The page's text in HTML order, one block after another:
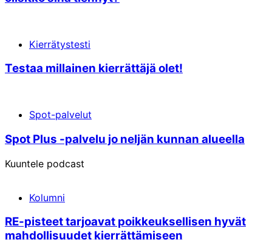
Kierrätystesti
Testaa millainen kierrättäjä olet!
Spot-palvelut
Spot Plus -palvelu jo neljän kunnan alueella
Kuuntele podcast
Kolumni
RE-pisteet tarjoavat poikkeuksellisen hyvät
mahdollisuudet kierrättämiseen